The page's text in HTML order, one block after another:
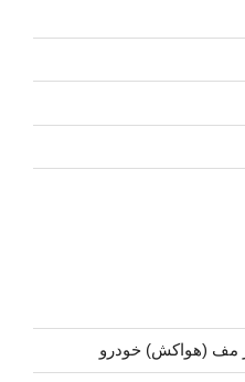
مف (هواکش) خودرو